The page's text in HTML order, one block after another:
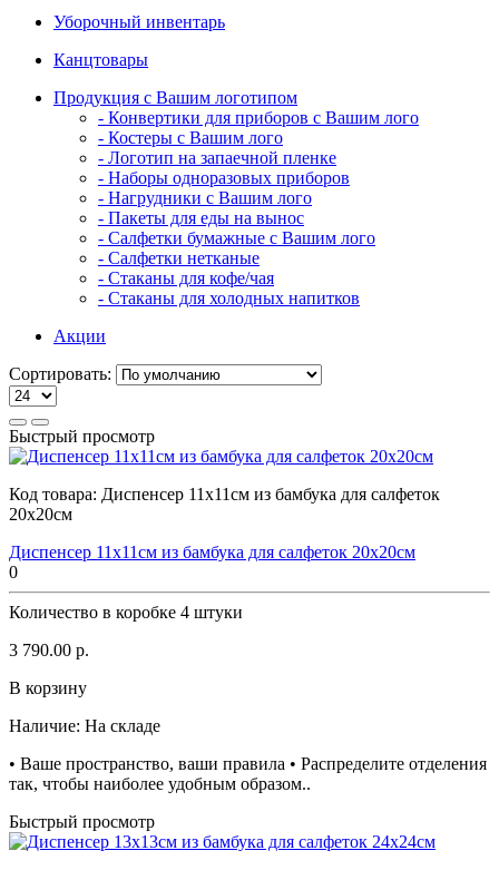
Уборочный инвентарь
Канцтовары
Продукция с Вашим логотипом
- Конвертики для приборов с Вашим лого
- Костеры с Вашим лого
- Логотип на запаечной пленке
- Наборы одноразовых приборов
- Нагрудники с Вашим лого
- Пакеты для еды на вынос
- Салфетки бумажные с Вашим лого
- Салфетки нетканые
- Стаканы для кофе/чая
- Стаканы для холодных напитков
Акции
Сортировать:
Быстрый просмотр
Код товара: Диспенсер 11х11см из бамбука для салфеток
20х20см
Диспенсер 11х11см из бамбука для салфеток 20х20см
0
Количество в коробке 4 штуки
3 790.00 р.
В корзину
Наличие: На складе
• Ваше пространство, ваши правила • Распределите отделения
так, чтобы наиболее удобным образом..
Быстрый просмотр